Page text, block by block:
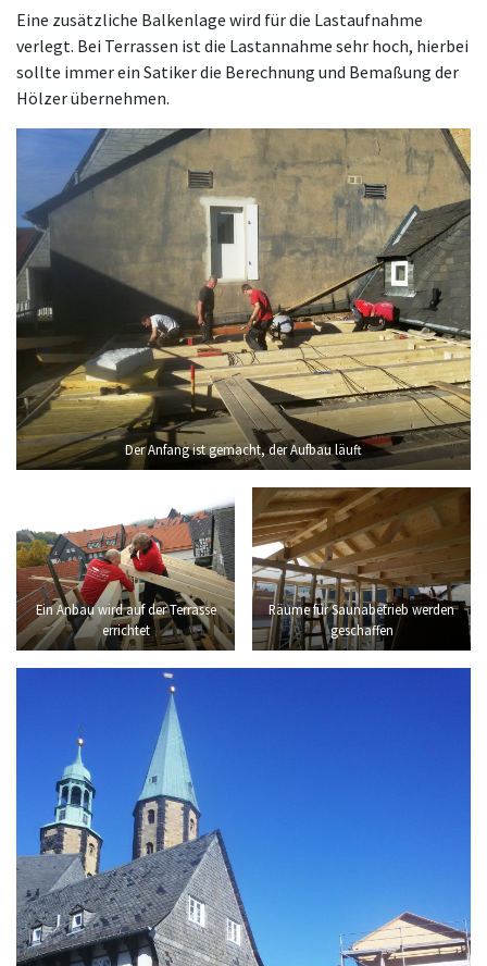
Eine zusätzliche Balkenlage wird für die Lastaufnahme
verlegt. Bei Terrassen ist die Lastannahme sehr hoch, hierbei
sollte immer ein Satiker die Berechnung und Bemaßung der
Hölzer übernehmen.
Der Anfang ist gemacht, der Aufbau läuft
Ein Anbau wird auf der Terrasse
errichtet
Räume für Saunabetrieb werden
geschaffen